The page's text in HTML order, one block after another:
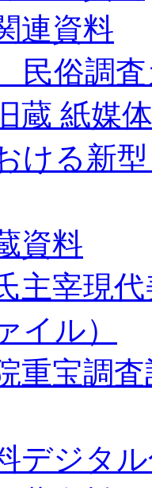
連資料
俗調査
蔵 紙媒
ける新
資料
主宰現
イル）
重宝調
デジタ